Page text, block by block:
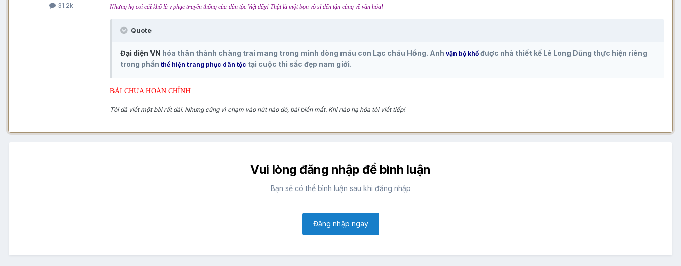
31.2k Nhưng họ coi cái khố là y phục truyền thống của dân tộc Việt đấy! Thật là một bọn vô sỉ đến tận cùng về văn hóa!
Quote
Đại diện VN hóa thân thành chàng trai mang trong mình dòng máu con Lạc cháu Hồng. Anh vận bộ khố được nhà thiết kế Lê Long Dũng thực hiện riêng
trong phần thể hiện trang phục dân tộc tại cuộc thi sắc đẹp nam giới.
BÀI CHƯA HOÀN CHỈNH
Tôi đã viết một bài rất dài. Nhưng cũng vì chạm vào nút nào đó, bài biến mất. Khi nào hạ hỏa tôi viết tiếp!
Vui lòng đăng nhập để bình luận
Bạn sẽ có thể bình luận sau khi đăng nhập
Đăng nhập ngay